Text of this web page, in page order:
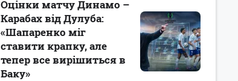
Оцінки матчу Динамо –
Карабах від Дулуба:
«Шапаренко міг
ставити крапку, але
тепер все вирішиться в
Баку»